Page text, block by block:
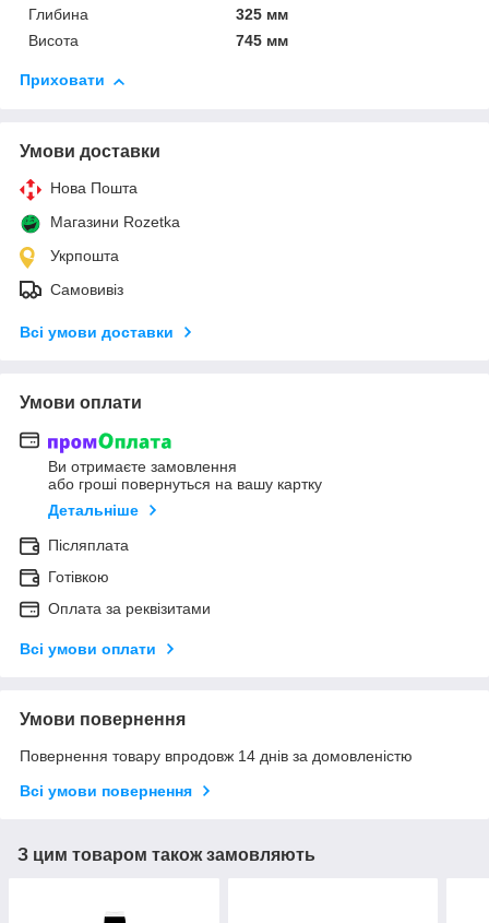
Глибина
325 мм
Висота
745 мм
Приховати
Умови доставки
Нова Пошта
Магазини Rozetka
Укрпошта
Самовивіз
Всі умови доставки
Умови оплати
Ви отримаєте замовлення
або гроші повернуться на вашу картку
Детальніше
Післяплата
Готівкою
Оплата за реквізитами
Всі умови оплати
Умови повернення
Повернення товару впродовж 14 днів за домовленістю
Всі умови повернення
З цим товаром також замовляють